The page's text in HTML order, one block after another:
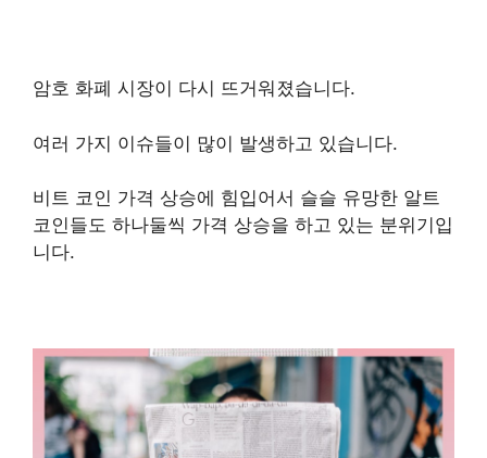
암호 화폐 시장이 다시 뜨거워졌습니다.
여러 가지 이슈들이 많이 발생하고 있습니다.
비트 코인 가격 상승에 힘입어서 슬슬 유망한 알트
코인들도 하나둘씩 가격 상승을 하고 있는 분위기입
니다.